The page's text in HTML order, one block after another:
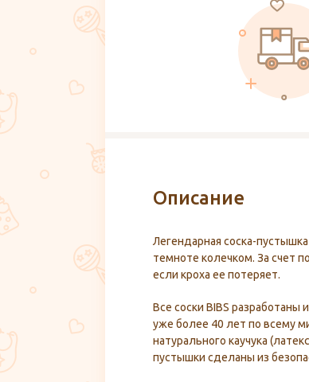
Описание
Легендарная соска-
темноте колечком. За счет
если кроха ее потеряет.
Все соски BIBS
уже более 40 лет по всему
натурального каучука
пустышки сделаны из